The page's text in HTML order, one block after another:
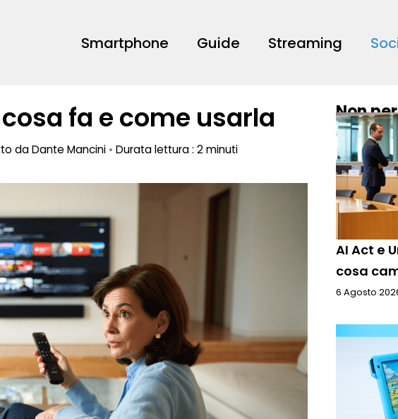
Smartphone Guide Streaming
fa e come usarla
daDante Mancini • Durata lettura : 2 minuti
Non
AI Act e
cosa
6 Agosto